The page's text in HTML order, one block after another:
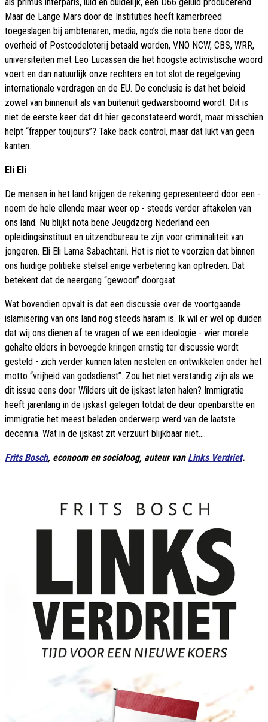
Maar de Lange Mars door de Instituties heeft kamerbreed
toegeslagen bij ambtenaren, media, ngo’s die nota bene door de
overheid of Postcodeloterij betaald worden, VNO NCW, CBS, WRR,
universiteiten met Leo Lucassen die het hoogste activistische woord
voert en dan natuurlijk onze rechters en tot slot de regelgeving
internationale verdragen en de EU. De conclusie is dat het beleid
zowel van binnenuit als van buitenuit gedwarsboomd wordt. Dit is
niet de eerste keer dat dit hier geconstateerd wordt, maar misschien
helpt “frapper toujours”? Take back control, maar dat lukt van geen
kanten.
Eli Eli
De mensen in het land krijgen de rekening gepresenteerd door een -
noem de hele ellende maar weer op - steeds verder aftakelen van
ons land. Nu blijkt nota bene Jeugdzorg Nederland een
opleidingsinstituut en uitzendbureau te zijn voor criminaliteit van
jongeren. Eli Eli Lama Sabachtani. Het is niet te voorzien dat binnen
ons huidige politieke stelsel enige verbetering kan optreden. Dat
betekent dat de neergang “gewoon” doorgaat.
Wat bovendien opvalt is dat een discussie over de voortgaande
islamisering van ons land nog steeds haram is. Ik wil er wel op duiden
dat wij ons dienen af te vragen of we een ideologie - wier morele
gehalte elders in bevoegde kringen ernstig ter discussie wordt
gesteld - zich verder kunnen laten nestelen en ontwikkelen onder het
motto “vrijheid van godsdienst”. Zou het niet verstandig zijn als we
dit issue eens door Wilders uit de ijskast laten halen? Immigratie
heeft jarenlang in de ijskast gelegen totdat de deur openbarstte en
immigratie het meest beladen onderwerp werd van de laatste
decennia. Wat in de ijskast zit verzuurt blijkbaar niet….
Frits Bosch, econoom en socioloog, auteur van Links Verdriet.